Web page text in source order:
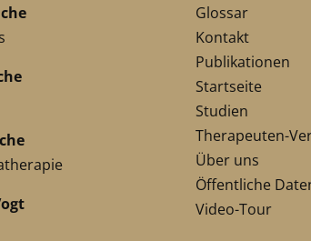
Glossar
Kontakt
Publikationen
Startseite
Studien
Therapeuten-
Über uns
Öffentliche
Video-Tour